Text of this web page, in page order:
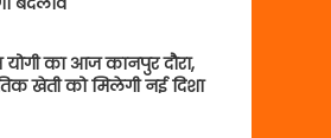
योगी का आज कानपुर दौरा,
खेती को मिलेगी नई दिशा